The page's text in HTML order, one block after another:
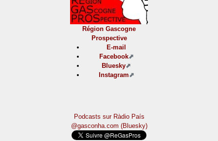
Région Gascogne
Prospective
E-mail
Facebook
Bluesky
Instagram
Podcasts sur Ràdio País
@gasconha.com (Bluesky)